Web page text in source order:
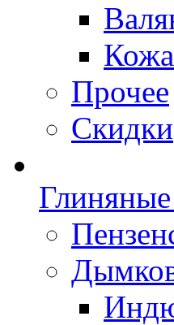
Прочее
Скидки